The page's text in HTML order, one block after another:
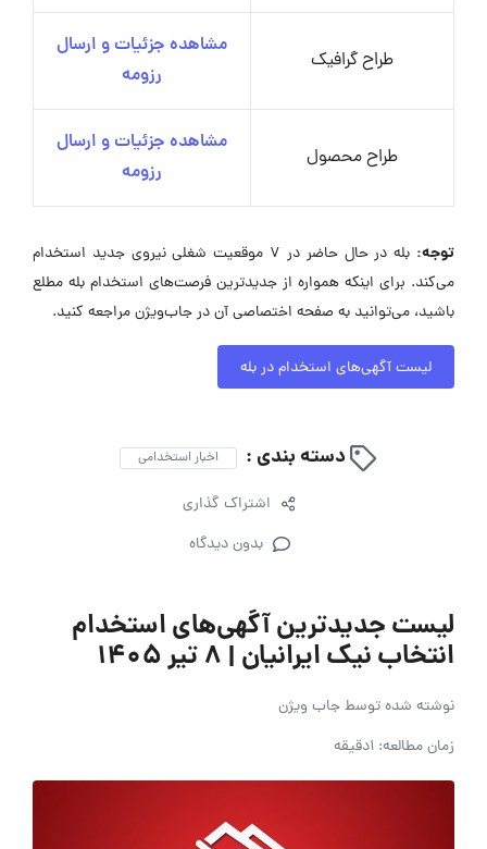
طراح گرافیک
مشاهده جزئیات و ارسال
رزومه
طراح محصول
مشاهده جزئیات و ارسال
رزومه
توجه:
بله در حال حاضر در ۷ موقعیت شغلی نیروی جدید استخدام
می‌کند. برای اینکه همواره از جدیدترین فرصت‌های استخدام بله مطلع
باشید، می‌توانید به صفحه اختصاصی آن در جاب‌ویژن مراجعه کنید.
لیست آگهی‌های استخدام در بله
دسته بندی : اخبار استخدامی
اشتراک گذاری
بدون دیدگاه
لیست جدیدترین آگهی‌های استخدام
انتخاب نیک ایرانیان | ۸ تیر ۱۴۰۵
نوشته شده توسطجاب ویژن
زمان مطالعه: 1دقیقه